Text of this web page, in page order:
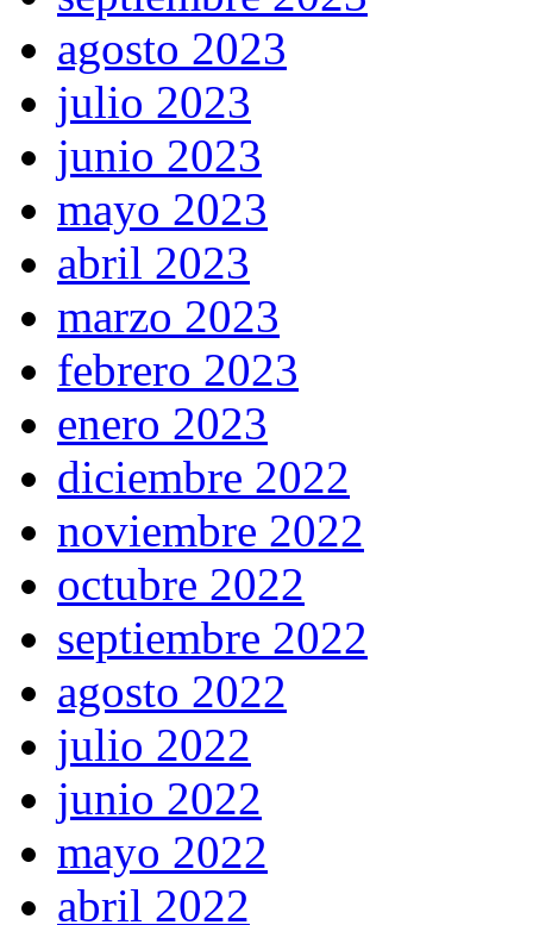
agosto 2023
julio 2023
junio 2023
mayo 2023
abril 2023
marzo 2023
febrero 2023
enero 2023
diciembre 2022
noviembre 2022
octubre 2022
septiembre 2022
agosto 2022
julio 2022
junio 2022
mayo 2022
abril 2022